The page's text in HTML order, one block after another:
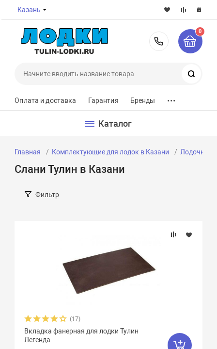
Казань
8-800-
0
Оплата и доставка Гарантия Бренды ...
Каталог
Главная Комплектующие для лодок в Казани Лодочные
Слани Тулин в Казани
Фильтр
(17)
Вкладка фанерная для лодки Тулин
Легенда